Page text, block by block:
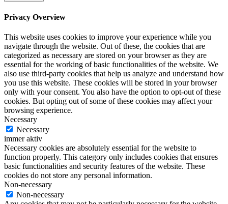
Privacy Overview
This website uses cookies to improve your experience while you
navigate through the website. Out of these, the cookies that are
categorized as necessary are stored on your browser as they are
essential for the working of basic functionalities of the website. We
also use third-party cookies that help us analyze and understand how
you use this website. These cookies will be stored in your browser
only with your consent. You also have the option to opt-out of these
cookies. But opting out of some of these cookies may affect your
browsing experience.
Necessary
Necessary
immer aktiv
Necessary cookies are absolutely essential for the website to
function properly. This category only includes cookies that ensures
basic functionalities and security features of the website. These
cookies do not store any personal information.
Non-necessary
Non-necessary